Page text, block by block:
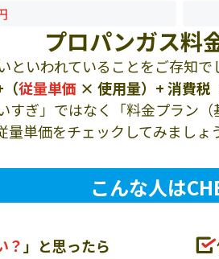
プロパンガス料
といわれていることをご存知で
（従量単価 × 使用量）+ 消費税
すぎ」ではなく「料金プラン
単価をチェックしてみましょ
こんな人は
？ 」と思ったら